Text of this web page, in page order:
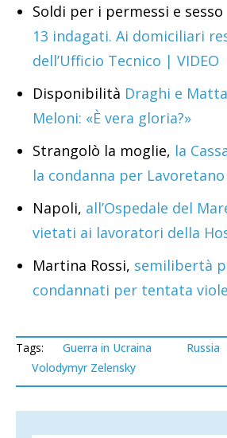
Soldi per i permessi e
13 indagati. Ai domiciliari
dell’Ufficio Tecnico | VIDEO
Disponibilità Draghi e
Meloni: «È vera gloria?»
Strangolò la moglie, la
la condanna per Lavoretano
Napoli, all’Ospedale del
vietati ai lavoratori della
Martina Rossi, semilibertà
condannati per tentata
Tags: Guerra in Ucraina
Russia
Volodymyr Zelensky